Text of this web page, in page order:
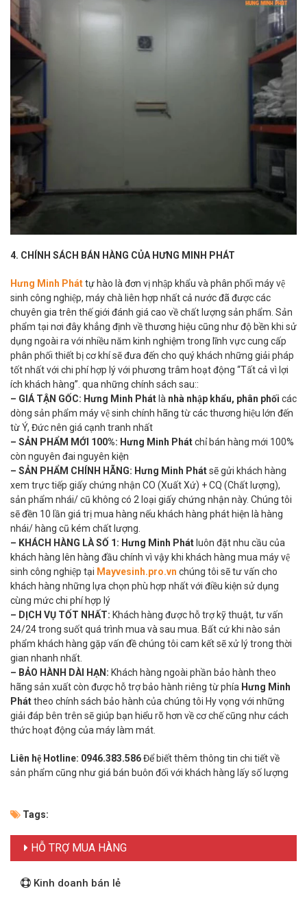
4. CHÍNH SÁCH BÁN HÀNG CỦA HƯNG MINH PHÁT
Hưng Minh Pháttự hào là đơn vị nhập khẩu và phân phối máy vệ
sinh công nghiệp, máy chà liên hợp nhất cả nước đã được các
chuyên gia trên thế giới đánh giá cao về chất lượng sản phẩm. Sản
phẩm tại nơi đây khẳng định về thương hiệu cũng như độ bền khi sử
dụng ngoài ra với nhiều năm kinh nghiệm trong lĩnh vực cung cấp
phân phối thiết bị cơ khí sẽ đưa đến cho quý khách những giải pháp
tốt nhất với chi phí hợp lý với phương trâm hoạt động “Tất cả vì lợi
ích khách hàng”. qua những chính sách sau::
– GIÁ TẬN GỐC: Hưng Minh Phátlà nhà nhập khẩu, phân phối các
dòng sản phẩm máy vệ sinh chính hãng từ các thương hiệu lớn đến
từ Ý, Đức nên giá cạnh tranh nhất
– SẢN PHẨM MỚI 100%: Hưng Minh Phátchỉ bán hàng mới 100%
còn nguyên đai nguyên kiện
– SẢN PHẨM CHÍNH HÃNG: Hưng Minh Phátsẽ gửi khách hàng
xem trực tiếp giấy chứng nhận CO (Xuất Xứ) + CQ (Chất lượng),
sản phẩm nhái/ cũ không có 2 loại giấy chứng nhận này. Chúng tôi
sẽ đền 10 lần giá trị mua hàng nếu khách hàng phát hiện là hàng
nhái/ hàng cũ kém chất lượng.
– KHÁCH HÀNG LÀ SỐ 1: Hưng Minh Phátluôn đặt nhu cầu của
khách hàng lên hàng đầu chính vì vậy khi khách hàng mua máy vệ
sinh công nghiệp tại Mayvesinh.pro.vn chúng tôi sẽ tư vấn cho
khách hàng những lựa chọn phù hợp nhất với điều kiện sử dụng
cùng mức chi phí hợp lý
– DỊCH VỤ TỐT NHẤT: Khách hàng được hỗ trợ kỹ thuật, tư vấn
24/24 trong suốt quá trình mua và sau mua. Bất cứ khi nào sản
phẩm khách hàng gặp vấn đề chúng tôi cam kết sẽ xử lý trong thời
gian nhanh nhất.
– BẢO HÀNH DÀI HẠN: Khách hàng ngoài phần bảo hành theo
hãng sản xuất còn được hỗ trợ bảo hành riêng từ phía Hưng Minh
Pháttheo chính sách bảo hành của chúng tôi Hy vọng với những
giải đáp bên trên sẽ giúp bạn hiểu rõ hơn về cơ chế cũng như cách
thức hoạt động của máy làm mát.
Liên hệ Hotline: 0946.383.586Để biết thêm thông tin chi tiết về
sản phẩm cũng như giá bán buôn đối với khách hàng lấy số lượng
Tags:
HỖ TRỢ MUA HÀNG
Kinh doanh bán lẻ